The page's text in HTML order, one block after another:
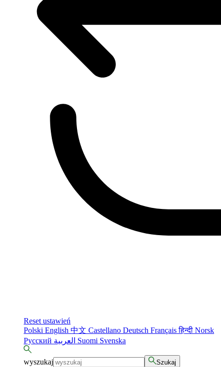
Reset ustawień
Polski English 中文 Castellano Deutsch Françaisहिन्दी Norsk
Русский
Suomi Svenska
wyszukaj Szukaj